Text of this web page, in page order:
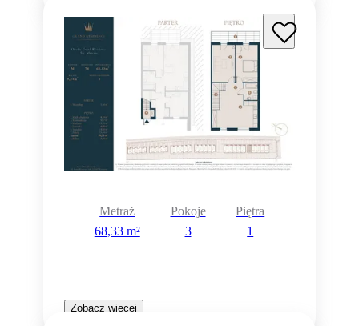
Metraż
68,33 m²
Pokoje
3
Piętra
1
Zobacz więcej